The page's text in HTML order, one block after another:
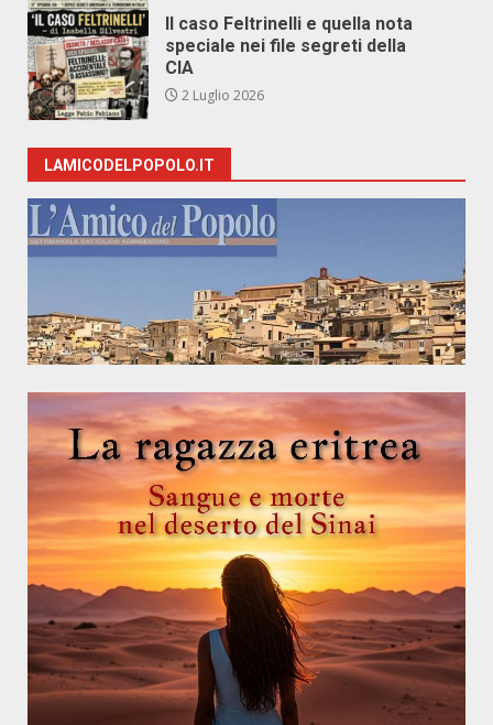
Il caso Feltrinelli e quella nota
speciale nei file segreti della
CIA
2 Luglio 2026
LAMICODELPOPOLO.IT